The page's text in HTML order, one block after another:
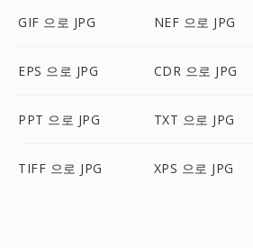
GIF 으로 JPG NEF 으로 JPG
EPS 으로 JPG CDR 으로 JPG
PPT 으로 JPG TXT 으로 JPG
TIFF 으로 JPG XPS 으로 JPG